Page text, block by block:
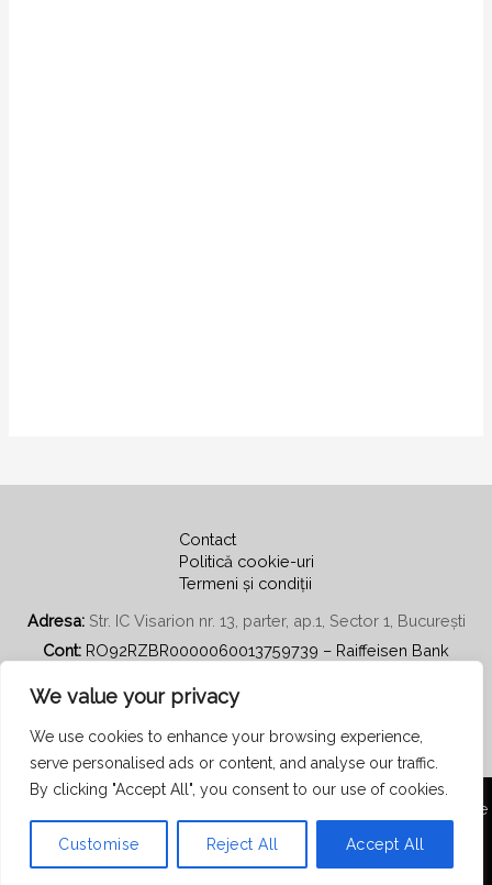
We value your privacy
We use cookies to enhance your browsing experience,
serve personalised ads or content, and analyse our traffic.
By clicking "Accept All", you consent to our use of cookies.
Customise Reject All Accept All
Contact
Politică cookie-uri
Termeni și condiții
Adresa: Str. IC Visarion nr. 13, parter, ap.1, Sector 1, București
Cont: RO92RZBR0000060013759739 – Raiffeisen Bank
Copyright © 2026 Asociația Română de Psihoterapie Centrată pe
Persoană